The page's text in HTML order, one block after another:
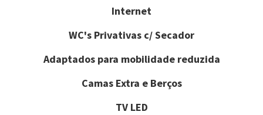
Internet
WC's Privativas c/ Secador
Adaptados para mobilidade reduzida
Camas Extra e Berços
TV LED